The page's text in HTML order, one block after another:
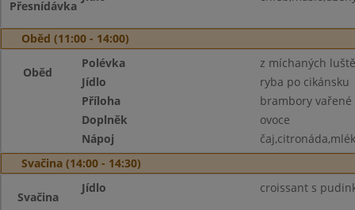
Přesnídávka
Oběd (11:00 - 14:00)
Oběd
Polévka
z míchaných
Jídlo
ryba po cikánsku
Příloha
brambory vařené
Doplněk
ovoce
Nápoj
Svačina (14:00 - 14:30)
Svačina
Jídlo croissant s